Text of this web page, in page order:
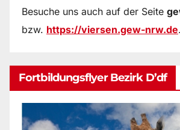
Besuche uns auch auf der Seite
bzw. https://viersen.gew-nrw.de.
Fortbildungsflyer Bezirk D’df